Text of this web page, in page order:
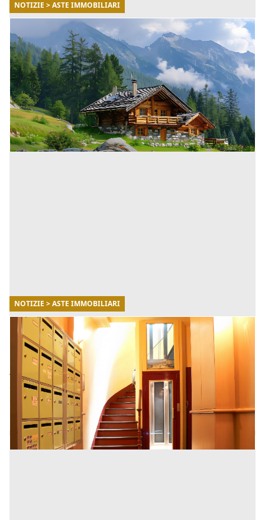
NOTIZIE > ASTE IMMOBILIARI
Acquistare una baita in montagna: dove
trovare i prezzi più bassi nel 2025
Se stai pensando di acquistare una baita in montagna,
sia per goderti la natura durante l'inverno che l'estate,
oppure per fare un investimento nel mercato immobili
[...]
NOTIZIE > ASTE IMMOBILIARI
12/12/2024
Bene comune non censibile: Guida completa
alla proprietà e alla disciplina catastale
All'interno di un condominio, le controversie relative
alla proprietà delle parti comuni sono frequenti. Una
delle categorie di beni che genera più incertezze rigua